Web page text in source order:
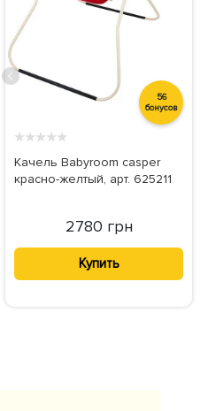
56
бонусов
★★★★★
Качель Babyroom casper
красно-желтый, арт. 625211
2780 грн
Купить